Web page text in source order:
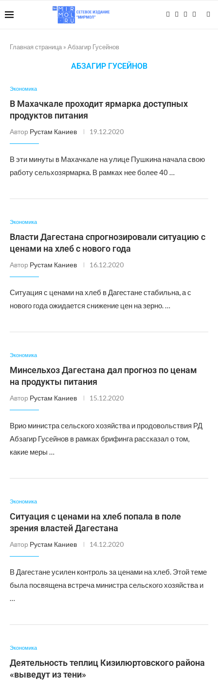
Главная страница » Абзагир Гусейнов
АБЗАГИР ГУСЕЙНОВ
Экономика
В Махачкале проходит ярмарка доступных
продуктов питания
Автор Рустам Каниев 19.12.2020
В эти минуты в Махачкале на улице Пушкина начала свою
работу сельхозярмарка. В рамках нее более 40 …
Экономика
Власти Дагестана спрогнозировали ситуацию с
ценами на хлеб с нового года
Автор Рустам Каниев 16.12.2020
Ситуация с ценами на хлеб в Дагестане стабильна, а с
нового года ожидается снижение цен на зерно. …
Экономика
Минсельхоз Дагестана дал прогноз по ценам
на продукты питания
Автор Рустам Каниев 15.12.2020
Врио министра сельского хозяйства и продовольствия РД
Абзагир Гусейнов в рамках брифинга рассказал о том,
какие меры …
Экономика
Ситуация с ценами на хлеб попала в поле
зрения властей Дагестана
Автор Рустам Каниев 14.12.2020
В Дагестане усилен контроль за ценами на хлеб. Этой теме
была посвящена встреча министра сельского хозяйства и
…
Экономика
Деятельность теплиц Кизилюртовского района
«выведут из тени»